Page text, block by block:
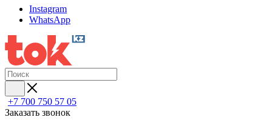
Instagram
WhatsApp
+7 700 750 57 05
Заказать звонок